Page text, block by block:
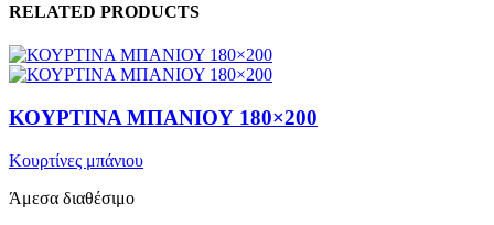
RELATED PRODUCTS
ΚΟΥΡΤΙΝΑ ΜΠΑΝΙΟΥ 180×200
Κουρτίνες μπάνιου
Άμεσα διαθέσιμο